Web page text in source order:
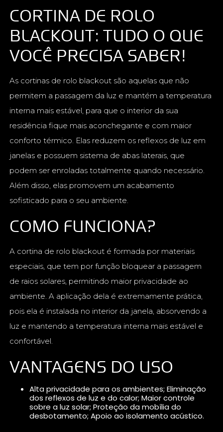
CORTINA DE ROLO
BLACKOUT: TUDO O QUE
VOCÊ PRECISA SABER!
As cortinas de rolo blackout são aquelas que não
permitem a passagem da luz e mantém a temperatura
interna mais estável, para que o interior da sua
residência fique mais aconchegante e com maior
conforto térmico. Elas reduzem os reflexos de luz em
janelas e possuem sistema de abas laterais, que
podem ser enroladas totalmente quando necessário.
Além disso, elas promovem um acabamento
sofisticado para o seu ambiente.
COMO FUNCIONA?
A cortina de rolo blackout é formada por materiais
especiais, que tem por função bloquear a passagem
de raios solares, permitindo maior privacidade ao
ambiente. A aplicação dela é extremamente prática,
pois ela é instalada no interior da janela, absorvendo a
luz e mantendo a temperatura interna mais estável e
confortável.
VANTAGENS DO USO
Alta privacidade para os ambientes; Eliminação
dos reflexos de luz e do calor; Maior controle
sobre a luz solar; Proteção da mobília do
desbotamento; Apoio ao isolamento acústico.